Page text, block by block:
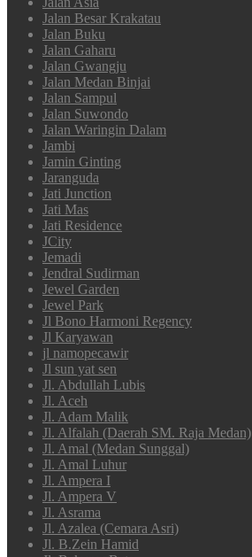
Jalan Besar Krakatau
Jalan Buku
Jalan Gaharu
Jalan Gwangju
Jalan Medan Binjai
Jalan Sampul
Jalan Suwondo
Jalan Waringin Dalam
Jambi
Jamin Ginting
Jaranguda
Jati Junction
Jati Mas
Jati Residence
JCity
Jemadi
Jendral Sudirman
Jewel Garden
Jewel Park
Jl Bono Harmoni Regency
Jl Karyawan
jl namopecawir
Jl sun yat sen
Jl. Abdullah Lubis
Jl. Aceh
Jl. Adam Malik
Jl. Alfalah (Daerah SM. Raja Medan)
Jl. Amal (Medan Sunggal)
Jl. Amal Luhur
Jl. Ampera I
Jl. Ampera V
Jl. Asrama
Jl. Azalea (Cemara Asri)
Jl. B.Zein Hamid